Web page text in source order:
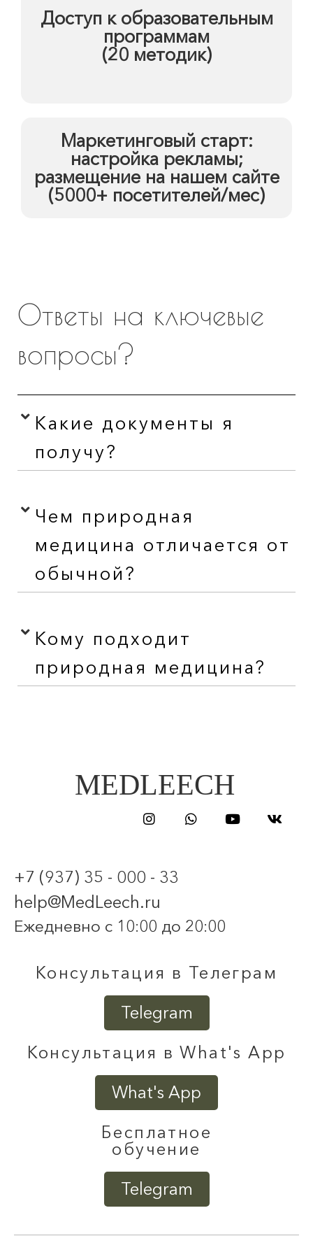
Доступ к образовательным
программам
(20 методик)
Маркетинговый старт:
настройка рекламы;
размещение на нашем сайте
(5000+ посетителей/мес)
Ответы на ключевые
вопросы?
Какие документы я
получу?
Чем природная
медицина отличается от
обычной?
Кому подходит
природная медицина?
MEDLEECH
+7 (937) 35 - 000 - 33
help@MedLeech.ru
Ежедневно с 10:00 до 20:00
Консультация в Телеграм
Telegram
Консультация в What's App
What's App
Бесплатное
обучение
Telegram